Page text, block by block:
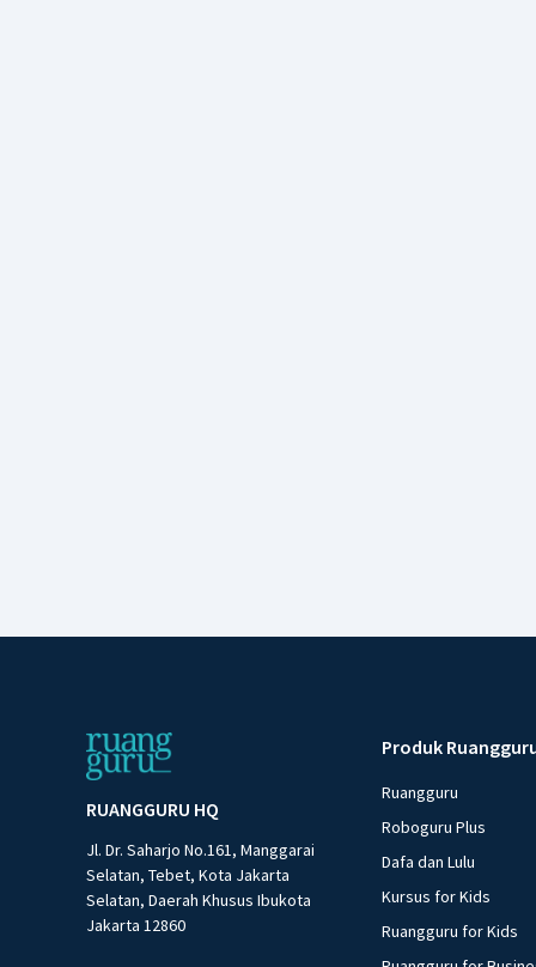
RUANGGURU HQ
Jl. Dr. Saharjo No.161, Manggarai
Selatan, Tebet, Kota Jakarta
Selatan, Daerah Khusus Ibukota
Jakarta 12860
Produk
Ruangguru
Roboguru Plus
Dafa dan Lulu
Kursus for Kids
Ruangguru for Kids